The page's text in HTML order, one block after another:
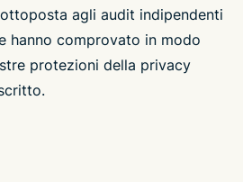
agli audit indipendenti
hanno comprovato in modo
protezioni della privacy